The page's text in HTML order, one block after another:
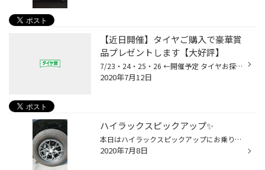
【近日開催】タイヤご購入で豪華賞
品プレゼントします【大好評】
7/23・24・25・26 ←開催予定 タイヤお探しの方、お得なこの機会にぜひご来店ください エンジンオイルキャンペーンイベントも同時開催予定 近日公開。もうしばらくお待ちください。
2020年7月12日
ハイラックスピックアップ✨
本日はハイラックスピックアップにお乗りのH様 4×4メーカーでご好評頂いておりますジャオスさ んにてセッティング( ^-^)_旦~ ご成約頂きありがとう御座います✨ スペック 265/65R17 ジャオス トライブクロー 17x7.5J 6H 139 +25 GM
2020年7月8日